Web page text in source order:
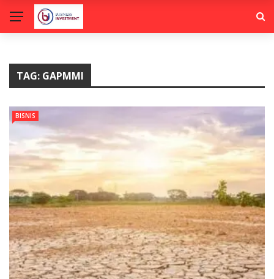
TAG: GAPMMI
BISNIS